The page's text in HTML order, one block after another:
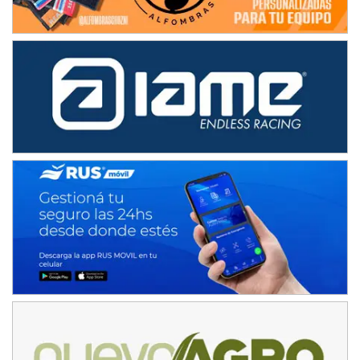
08/09-AGO
IAME SERIES ARGENTINA 6
Ramiro Tot (Asfalto)
Baradero (Buenos Aires)
KDO - F6
Ciudad de Trenque Lauquen (Asfalto)
Trenque Lauquen (Buenos Aires)
ENTRERRIANO - F6 (POSTERGADA)
Parque de la Velocidad (Asfalto)
Villaguay (Entre Ríos)
VICTORIENSE - F7
El Cerro (Tierra)
Victoria (Entre Ríos)
PATAGONICO - F6
Moto Club Reginense (Tierra)
CSK - F7